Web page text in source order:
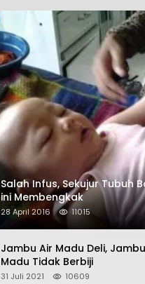
Salah Infus, Sekujur Tubuh
ini Membengkak
28 April 2016 11015
Jambu Air Madu Deli,
Madu Tidak Berbiji
31 Juli 2021 10609